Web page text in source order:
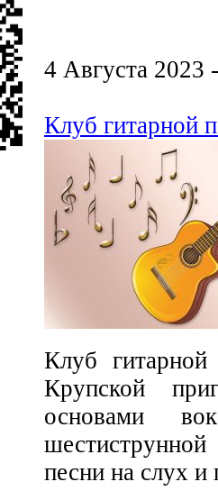
4 Августа 2023
Клуб гитарной
Клуб
Крупской
основами
песни на слух и